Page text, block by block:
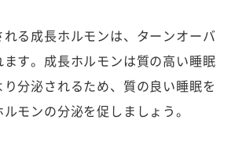
る成長ホルモンは、ターンオーバ
す。成長ホルモンは質の高い睡眠
分泌されるため、質の良い睡眠を
モンの分泌を促しましょう。